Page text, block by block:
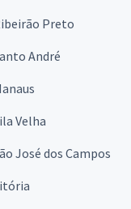
Preto
André
Velha
José dos Campos